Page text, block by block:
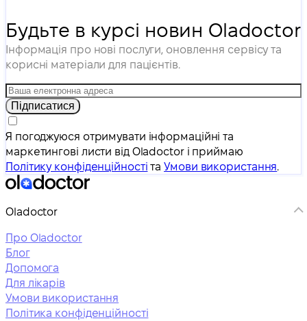
Будьте в курсі новин Oladoctor
Інформація про нові послуги, оновлення сервісу та
корисні матеріали для пацієнтів.
Підписатися
Я погоджуюся отримувати інформаційні та
маркетингові листи від Oladoctor і приймаю
Політику конфіденційності таУмови використання.
Oladoctor
Про Oladoctor
Блог
Допомога
Для лікарів
Умови використання
Політика конфіденційності